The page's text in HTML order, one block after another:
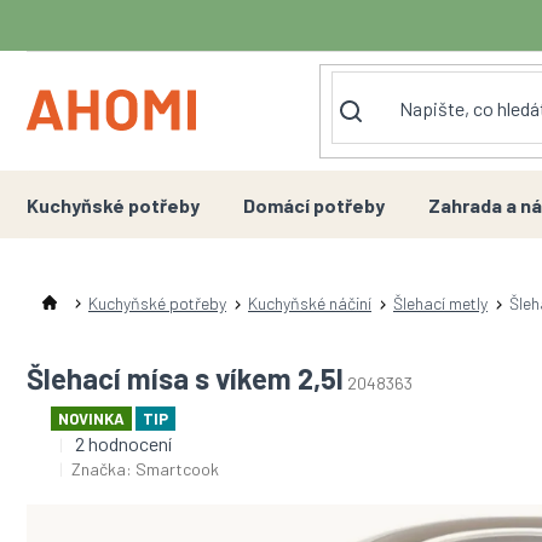
obsah
Kuchyňské potřeby Domácí potřeby Zahrada a
Kuchyňské potřeby Kuchyňské náčiní Šlehací metly
Šlehací mísa s víkem 2,5l 2048363
NOVINKA TIP
Průměrné
hodnocení
2 hodnocení
Značka: Smartcook